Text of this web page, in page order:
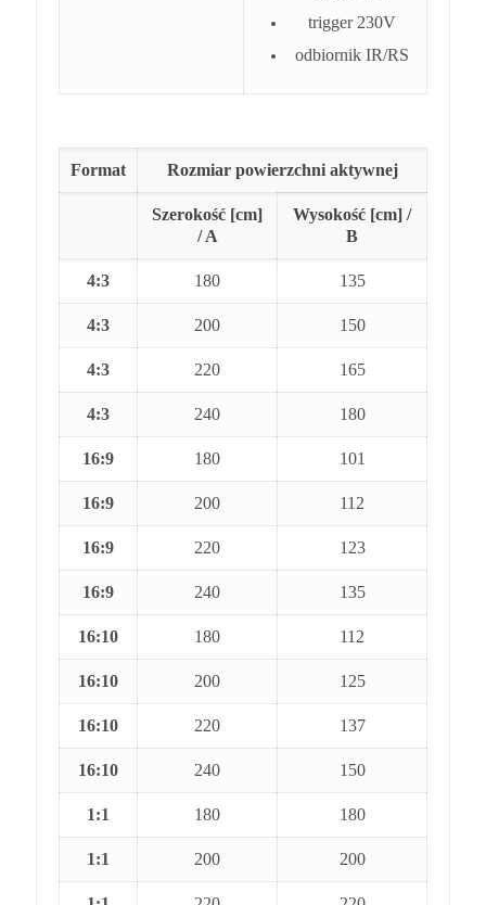
trigger 230V
odbiornik IR/RS
Format Rozmiar powierzchni aktywnej
Szerokość [cm]
/ A
Wysokość [cm] /
B
4:3 180 135
4:3 200 150
4:3 220 165
4:3 240 180
16:9 180 101
16:9 200 112
16:9 220 123
16:9 240 135
16:10 180 112
16:10 200 125
16:10 220 137
16:10 240 150
1:1 180 180
1:1 200 200